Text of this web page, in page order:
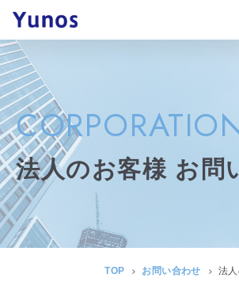
法人のお客様 お問
TOP お問い合わせ 法